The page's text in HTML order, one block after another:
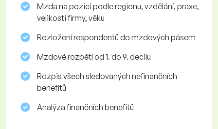
Mzda na pozici podle regionu, vzdělání, praxe,
velikosti firmy, věku
Rozložení respondentů do mzdových pásem
Mzdové rozpětí od 1. do 9. decilu
Rozpis všech sledovaných nefinančních
benefitů
Analýza finančních benefitů